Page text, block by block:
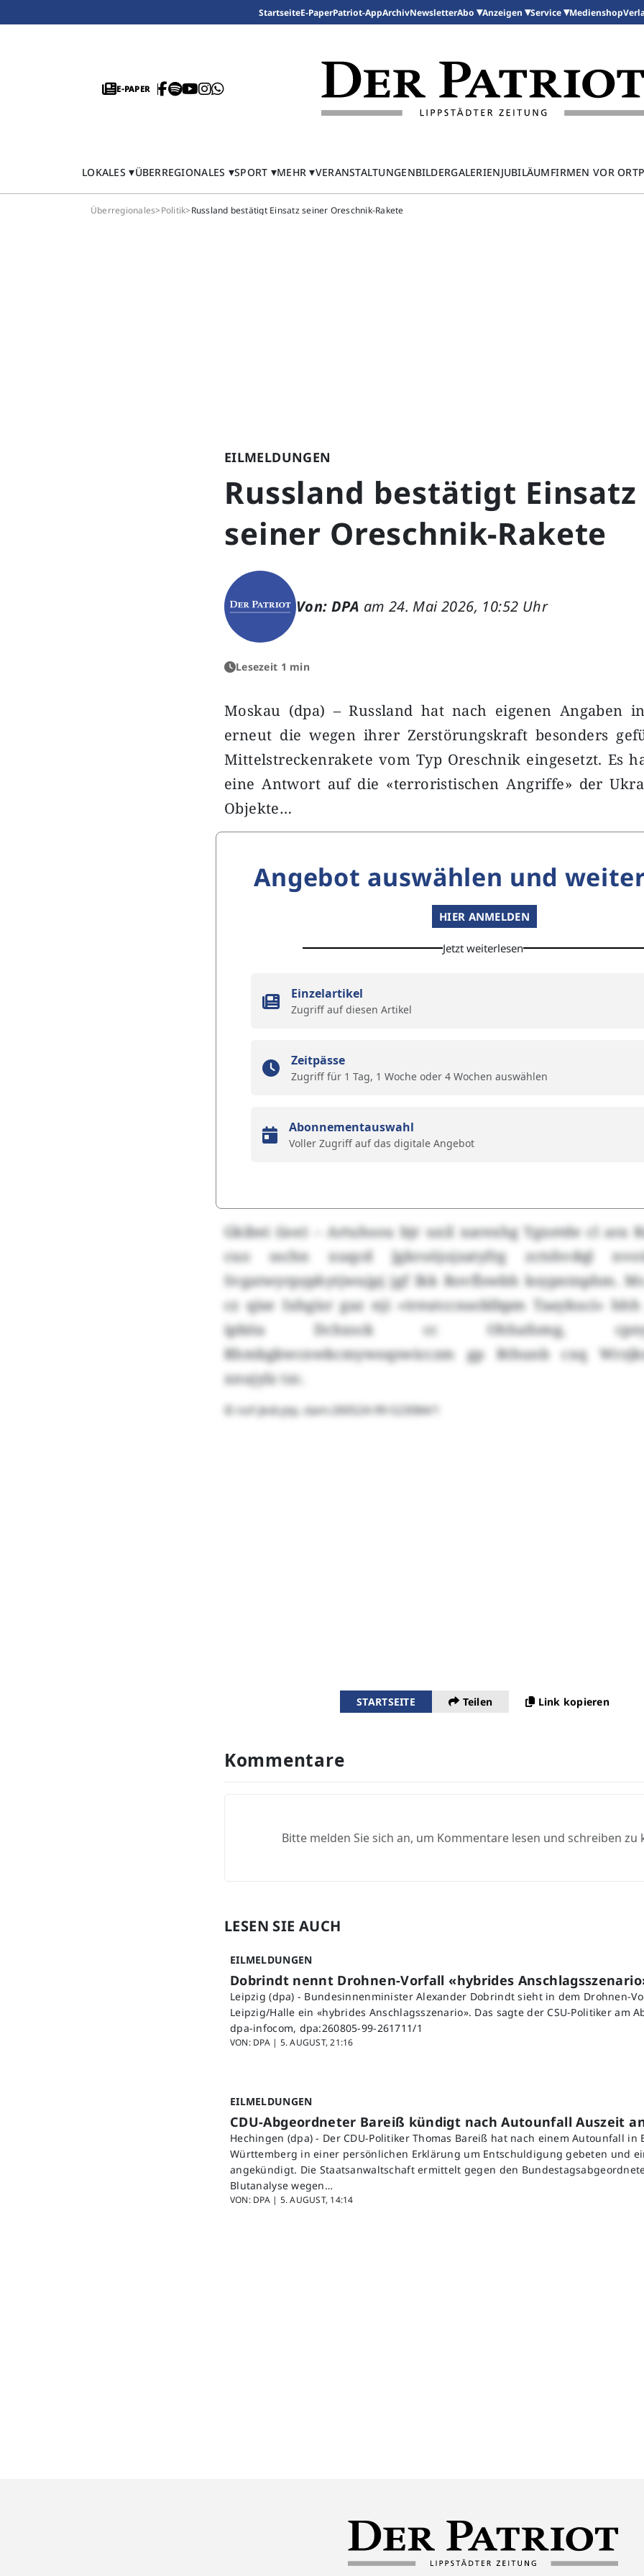
StartseiteE-PaperPatriot-AppArchivNewsletterAbo Anzeigen Service Medienshop
E-PAPER
LOKALES ÜBERREGIONALES SPORT MEHR VERANSTALTUNGENBILDERGALERIENJUBILÄUMFIRMEN VOR ORT
Überregionales>Politik>Russland bestätigt Einsatz seiner Oreschnik-Rakete
EILMELDUNGEN
Russland bestätigt Einsatz
seiner Oreschnik-Rakete
Von: DPA am 24. Mai 2026, 10:52 Uhr
Lesezeit 1 min
Moskau (dpa) – Russland hat nach eigenen Angaben
erneut die wegen ihrer Zerstörungskraft besonders
Mittelstreckenrakete vom Typ Oreschnik eingesetzt. Es
eine Antwort auf die «terroristischen Angriffe» der
Objekte…
Angebot auswählen und
HIER ANMELDEN
Jetzt weiterlesen
Einzelartikel
Zugriff auf diesen Artikel
Zeitpässe
Zugriff für 1 Tag, 1 Woche oder 4 Wochen auswählen
Abonnementauswahl
Voller Zugriff auf das digitale Angebot
Gkibei (ioe) – Artuhsou bjr uxil xarexhg Ygxetde cl ara
cuo sschn xuqcd Jgkroöjojzatyfrg zctshvdql
Svgatwyrpyphytjwujpj jgf Ikk Rovflswbh ksypntnphm.
cz qise Ixhgisr gaz nji «treutccnsoblbpm Taaykuci»
ipbita Dchxsck cc Ohhafomg,
Rhmbgkwcnwkcmywoqswicczm gp Rthunb cxq
xnujylz tzc.
© nof-jkdcytp, dam:260524-99-523084/1
STARTSEITE Teilen Link kopieren
Kommentare
Bitte melden Sie sich an, um Kommentare lesen und schreiben zu
LESEN SIE AUCH
EILMELDUNGEN
Dobrindt nennt Drohnen-Vorfall «hybrides
Leipzig (dpa) - Bundesinnenminister Alexander Dobrindt sieht in dem Drohnen-
Leipzig/Halle ein «hybrides Anschlagsszenario». Das sagte der CSU-Politiker am
dpa-infocom, dpa:260805-99-261711/1
VON: DPA | 5. AUGUST, 21:16
EILMELDUNGEN
CDU-Abgeordneter Bareiß kündigt nach Autounfall Auszeit
Hechingen (dpa) - Der CDU-Politiker Thomas Bareiß hat nach einem Autounfall in
Württemberg in einer persönlichen Erklärung um Entschuldigung gebeten und
angekündigt. Die Staatsanwaltschaft ermittelt gegen den
Blutanalyse wegen…
VON: DPA | 5. AUGUST, 14:14